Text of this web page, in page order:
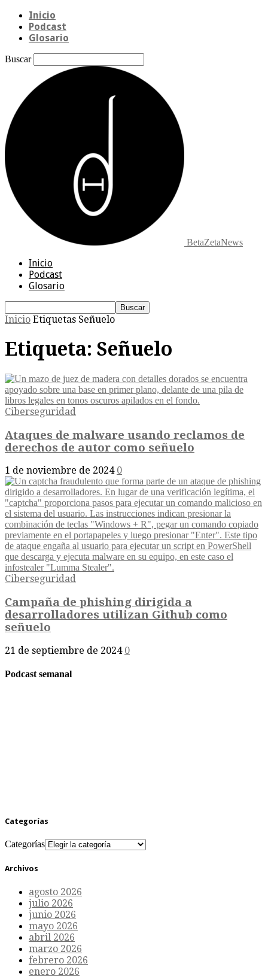
Inicio
Podcast
Glosario
Buscar
BetaZetaNews
Inicio
Podcast
Glosario
Inicio Etiquetas Señuelo
Etiqueta: Señuelo
Ciberseguridad
Ataques de malware usando reclamos de
derechos de autor como señuelo
1 de noviembre de 2024 0
Ciberseguridad
Campaña de phishing dirigida a
desarrolladores utilizan Github como
señuelo
21 de septiembre de 2024 0
Podcast semanal
Categorías
Categorías
Archivos
agosto 2026
julio 2026
junio 2026
mayo 2026
abril 2026
marzo 2026
febrero 2026
enero 2026